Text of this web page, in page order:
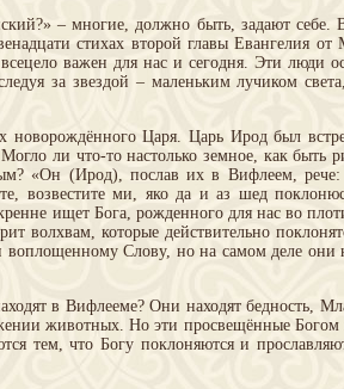
– многие, должно быть, задают себе.
стихах второй главы Евангелия от
важен для нас и сегодня. Эти люди
за звездой – маленьким лучиком
новорождённого Царя. Царь Ирод был
ли что-то настолько земное, как быть
«Он (Ирод), послав их в Вифлеем,
возвестите ми, яко да и аз шед
ищет Бога, рожденного для нас во
волхвам, которые действительно
Слову, но на самом деле они
в Вифлееме? Они находят бедность,
животных. Но эти просвещённые Богом
тем, что Богу поклоняются и